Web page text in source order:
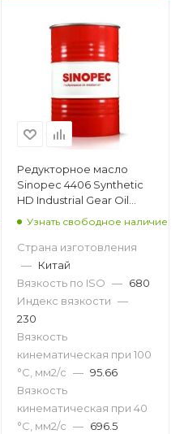
Редукторное масло
Sinopec 4406 Synthetic
HD Industrial Gear Oil
680, 200л
Узнать свободное наличие
Страна изготовления
— Китай
Вязкость по ISO — 680
Индекс вязкости —
230
Вязкость
кинематическая при 100
°С, мм2/с — 95.66
Вязкость
кинематическая при 40
°С, мм2/с — 696.5